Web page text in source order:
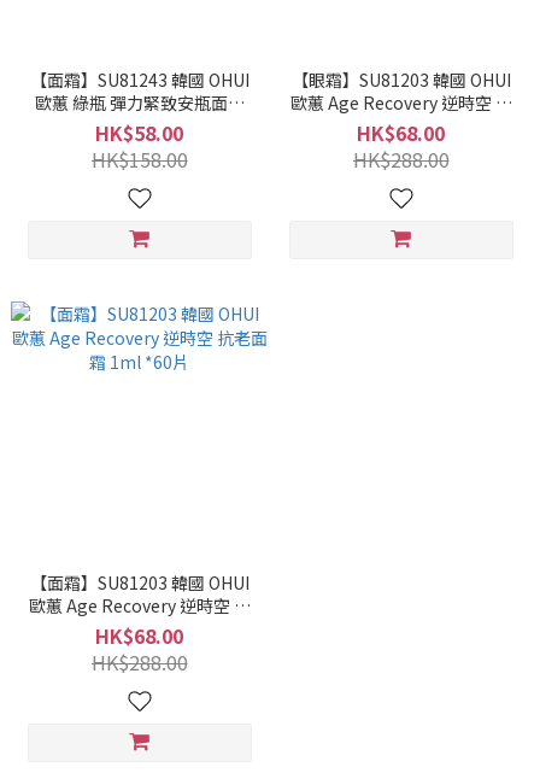
【面霜】SU81243 韓國 OHUI
歐蕙 綠瓶 彈力緊致安瓶面霜
1ml *60片套
HK$58.00
HK$158.00
【眼霜】SU81203 韓國 OHUI
歐蕙 Age Recovery 逆時空 抗
老眼霜 1ml *60片
HK$68.00
HK$288.00
【面霜】SU81203 韓國 OHUI
歐蕙 Age Recovery 逆時空 抗
老面霜 1ml *60片
HK$68.00
HK$288.00